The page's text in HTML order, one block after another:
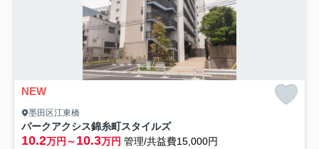
NEW
墨田区江東橋
パークアクシス錦糸町スタイルズ
10.2万円～10.3万円 管理/共益費15,000円